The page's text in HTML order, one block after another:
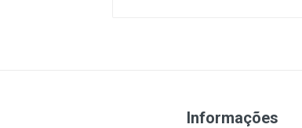
Informações